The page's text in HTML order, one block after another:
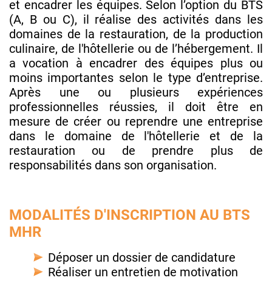
et encadrer les équipes. Selon l’option du BTS
(A, B ou C), il réalise des activités dans les
domaines de la restauration, de la production
culinaire, de l'hôtellerie ou de l’hébergement. Il
a vocation à encadrer des équipes plus ou
moins importantes selon le type d’entreprise.
Après une ou plusieurs expériences
professionnelles réussies, il doit être en
mesure de créer ou reprendre une entreprise
dans le domaine de l'hôtellerie et de la
restauration ou de prendre plus de
responsabilités dans son organisation.
MODALITÉS D'INSCRIPTION AU BTS
MHR
Déposer un dossier de candidature
Réaliser un entretien de motivation